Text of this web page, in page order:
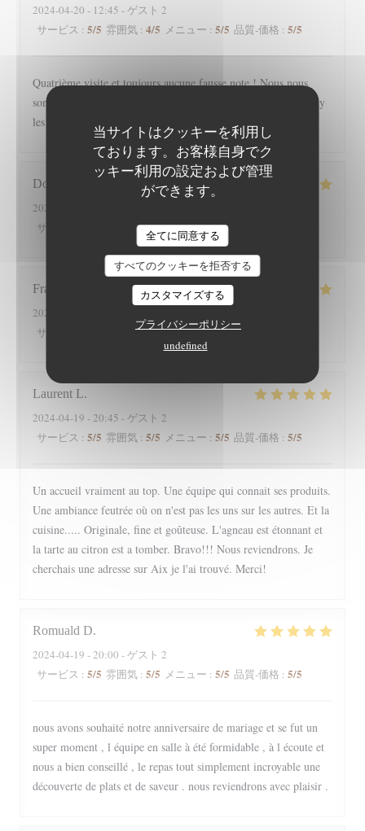
当サイトはクッキーを利用し
ております。お客様自身でク
ッキー利用の設定および管理
ができます。
全てに同意する
すべてのクッキーを拒否する
カスタマイズする
プライバシーポリシー
undefined
2024-04-20 - 12:45 - ゲスト 2
サービス : 5/5 雰囲気 : 4/5 メニュー : 5/5 品質-価格 : 5/5
Quatrième visite et toujours aucune fausse note ! Nous nous
sommes régalés et le service est toujours aussi agréable. Allez y
les yeux fermés !
Domonique
2024-04-20
サービス
雰囲気:5/5 メニュー:5/5
Françoise
2024-04-19
サービス
雰囲気:5/5 メニュー:5/5 品質-価格
Laurent L
2024-04-19 - 20:45 - ゲスト 2
サービス : 5/5 雰囲気 : 5/5 メニュー : 5/5 品質-価格 : 5/5
Un accueil vraiment au top. Une équipe qui connait ses produits.
Une ambiance feutrée où on n'est pas les uns sur les autres. Et la
cuisine..... Originale, fine et goûteuse. L'agneau est étonnant et
la tarte au citron est a tomber. Bravo!!! Nous reviendrons. Je
cherchais une adresse sur Aix je l'ai trouvé. Merci!
Romuald D
2024-04-19 - 20:00 - ゲスト 2
サービス : 5/5 雰囲気 : 5/5 メニュー : 5/5 品質-価格 : 5/5
nous avons souhaité notre anniversaire de mariage et se fut un
super moment , l équipe en salle à été formidable , à l écoute et
nous a bien conseillé , le repas tout simplement incroyable une
découverte de plats et de saveur . nous reviendrons avec plaisir .